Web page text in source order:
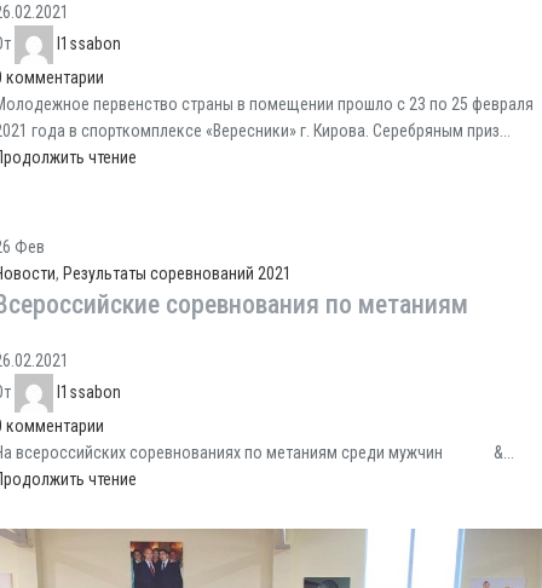
l1ssabon
комментарии
первенство страны в помещении прошло с 23 по 25 февраля
года в спорткомплексе «Вересники» г. Кирова. Серебряным приз...
чтение
Фев
, Результаты соревнований 2021
соревнования по метаниям
l1ssabon
комментарии
всероссийских соревнованиях по метаниям среди мужчин &...
чтение